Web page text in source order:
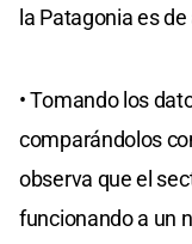
la Patagonia es
• Tomando los
comparándolos
observa que el
funcionando a un